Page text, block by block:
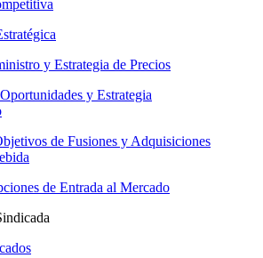
y Estrategia de Precios
y Estrategia
de Fusiones y Adquisiciones
de Entrada al Mercado